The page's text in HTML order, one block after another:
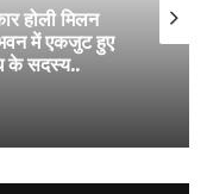
सकरी थाना